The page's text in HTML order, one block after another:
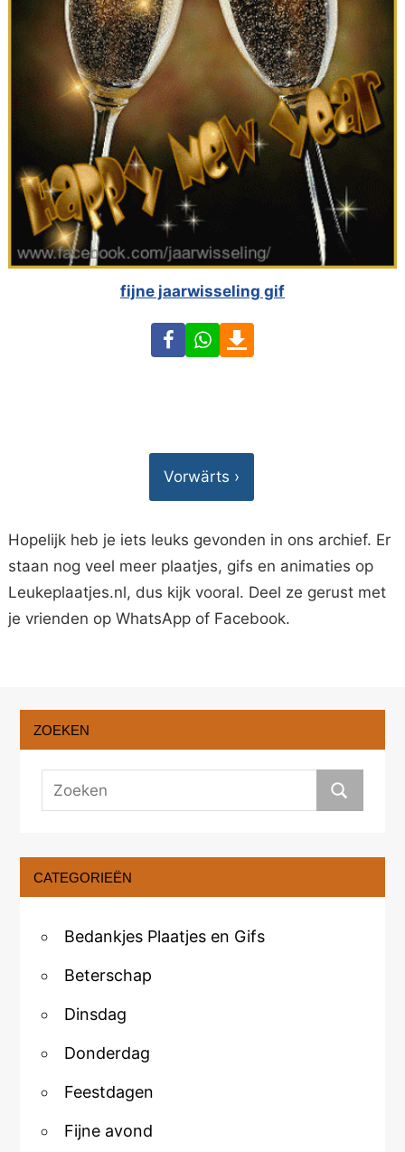
fijne jaarwisseling gif
FacebookWhatsApp
Vorwärts ›
Hopelijk heb je iets leuks gevonden in ons archief. Er
staan nog veel meer plaatjes, gifs en animaties op
Leukeplaatjes.nl, dus kijk vooral. Deel ze gerust met
je vrienden op WhatsApp of Facebook.
ZOEKEN
CATEGORIEËN
Bedankjes Plaatjes en Gifs
Beterschap
Dinsdag
Donderdag
Feestdagen
Fijne avond